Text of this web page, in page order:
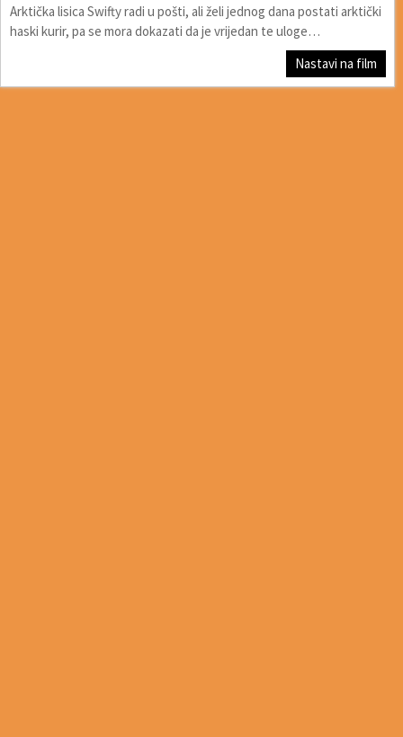
Arktička lisica Swifty radi u pošti, ali želi jednog dana postati arktički
haski kurir, pa se mora dokazati da je vrijedan te uloge…
Nastavi na film